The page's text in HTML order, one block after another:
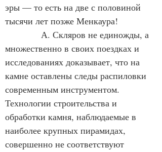
эры — то есть на две с половиной
тысячи лет позже Менкаура!
А. Скляров не единожды, а
множественно в своих поездках и
исследованиях доказывает, что на
камне оставлены следы распиловки
современным инструментом.
Технологии строительства и
обработки камня, наблюдаемые в
наиболее крупных пирамидах,
совершенно не соответствуют